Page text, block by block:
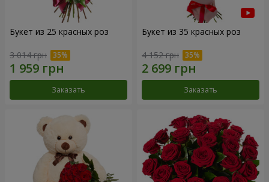
Букет из 25 красных роз
3 014 грн
Заказать
Букет из 35 красных роз
4 152 грн
Заказать